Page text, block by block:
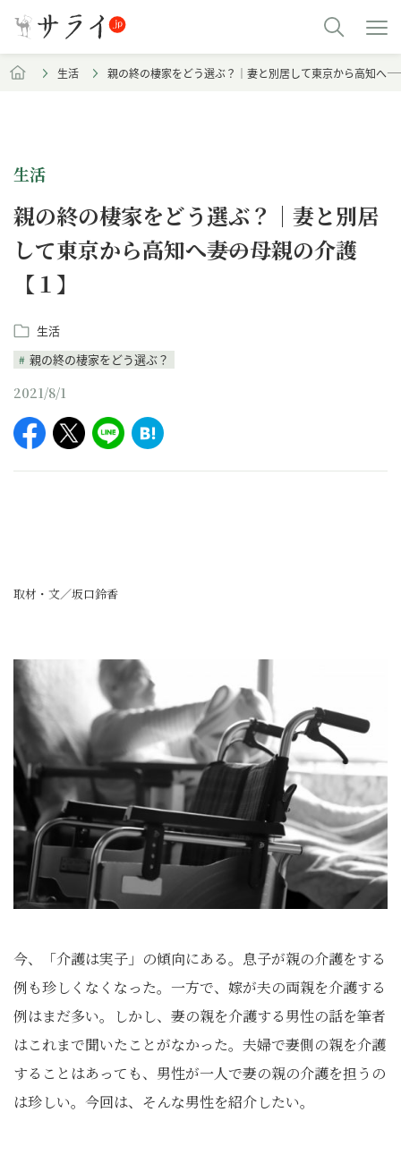
生活 親の終の棲家をどう選ぶ？｜妻と別居して東京から高知へ
生活
親の終の棲家をどう選ぶ？｜妻と別居
して東京から高知へ――妻の母親の介護
【１】
生活
親の終の棲家をどう選ぶ？
2021/8/1
取材・文／坂口鈴香
今、「介護は実子」の傾向にある。息子が親の介護をする
例も珍しくなくなった。一方で、嫁が夫の両親を介護する
例はまだ多い。しかし、妻の親を介護する男性の話を筆者
はこれまで聞いたことがなかった。夫婦で妻側の親を介護
することはあっても、男性が一人で妻の親の介護を担うの
は珍しい。今回は、そんな男性を紹介したい。